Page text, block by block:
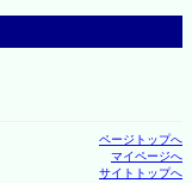
ページトップへ
マイページへ
サイトトップへ